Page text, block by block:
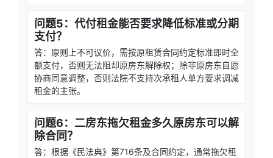
问题5：代付租金能否要求降低标准或分期
支付？
答：原则上不可议价，需按原租赁合同约定标准即时全
额支付，否则无法阻却原房东解除权；除非原房东自愿
协商同意调整，否则法院不支持次承租人单方要求调减
租金的主张。
问题6：二房东拖欠租金多久原房东可以解
除合同？
答：根据《民法典》第716条及合同约定，通常拖欠租